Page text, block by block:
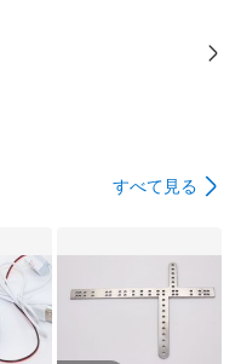
すべて見る